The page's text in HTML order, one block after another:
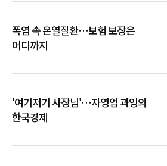
폭염 속 온열질환…보험 보장은
어디까지
'여기저기 사장님'…자영업 과잉의
한국경제